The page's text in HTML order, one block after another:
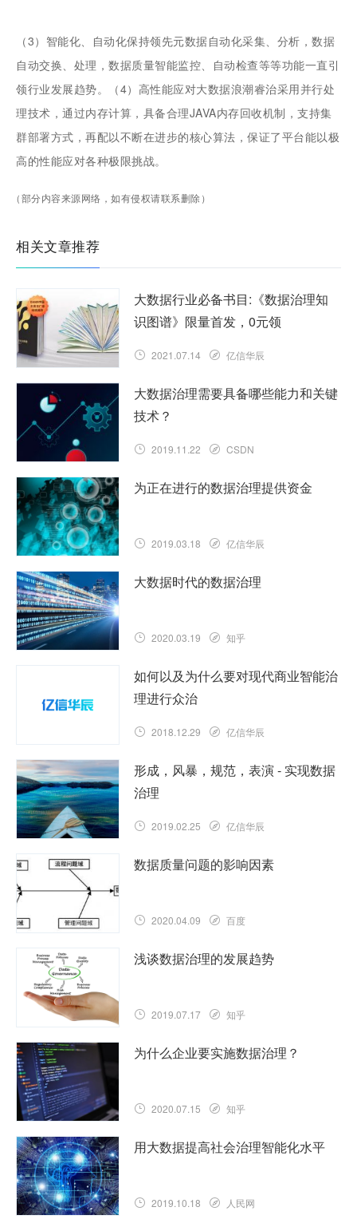
（3）智能化、自动化保持领先元数据自动化采集、分析，数据
自动交换、处理，数据质量智能监控、自动检查等等功能一直引
领行业发展趋势。（4）高性能应对大数据浪潮睿治采用并行处
理技术，通过内存计算，具备合理JAVA内存回收机制，支持集
群部署方式，再配以不断在进步的核心算法，保证了平台能以极
高的性能应对各种极限挑战。
（部分内容来源网络，如有侵权请联系删除）
相关文章推荐
大数据行业必备书目:《数据治理知
识图谱》限量首发，0元领
2021.07.14 亿信华辰
大数据治理需要具备哪些能力和关键
技术？
2019.11.22 CSDN
为正在进行的数据治理提供资金
2019.03.18 亿信华辰
大数据时代的数据治理
2020.03.19 知乎
如何以及为什么要对现代商业智能治
理进行众治
2018.12.29 亿信华辰
形成，风暴，规范，表演 - 实现数据
治理
2019.02.25 亿信华辰
数据质量问题的影响因素
2020.04.09 百度
浅谈数据治理的发展趋势
2019.07.17 知乎
为什么企业要实施数据治理？
2020.07.15 知乎
用大数据提高社会治理智能化水平
2019.10.18 人民网